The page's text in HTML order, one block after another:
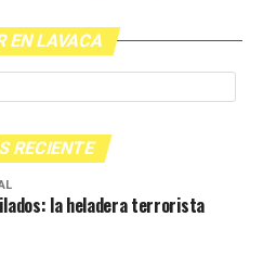
EN LAVACA
RECIENTE
la heladera terrorista